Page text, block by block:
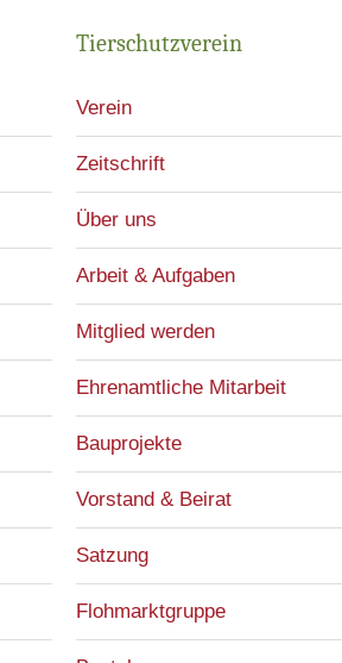
Tierschutzverein
Verein
Zeitschrift
Über uns
Arbeit & Aufgaben
Mitglied werden
Ehrenamtliche Mitarbeit
Bauprojekte
Vorstand & Beirat
Satzung
Flohmarktgruppe